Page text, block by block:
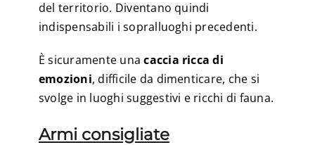
del territorio. Diventano quindi
indispensabili i sopralluoghi precedenti.
È sicuramente unacaccia ricca di
emozioni, difficile da dimenticare, che si
svolge in luoghi suggestivi e ricchi di fauna.
Armi consigliate